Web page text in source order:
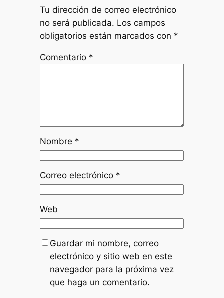
Tu dirección de correo electrónico
no será publicada. Los campos
obligatorios están marcados con *
Comentario *
Nombre *
Correo electrónico *
Web
Guardar mi nombre, correo
electrónico y sitio web en este
navegador para la próxima vez
que haga un comentario.